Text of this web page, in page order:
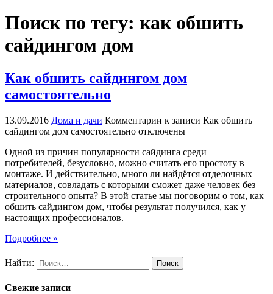
Поиск по тегу: как обшить
сайдингом дом
Как обшить сайдингом дом
самостоятельно
13.09.2016 Дома и дачи Комментарии к записи Как обшить
сайдингом дом самостоятельно отключены
Одной из причин популярности сайдинга среди
потребителей, безусловно, можно считать его простоту в
монтаже. И действительно, много ли найдётся отделочных
материалов, совладать с которыми сможет даже человек без
строительного опыта? В этой статье мы поговорим о том, как
обшить сайдингом дом, чтобы результат получился, как у
настоящих профессионалов.
Подробнее »
Найти:
Свежие записи